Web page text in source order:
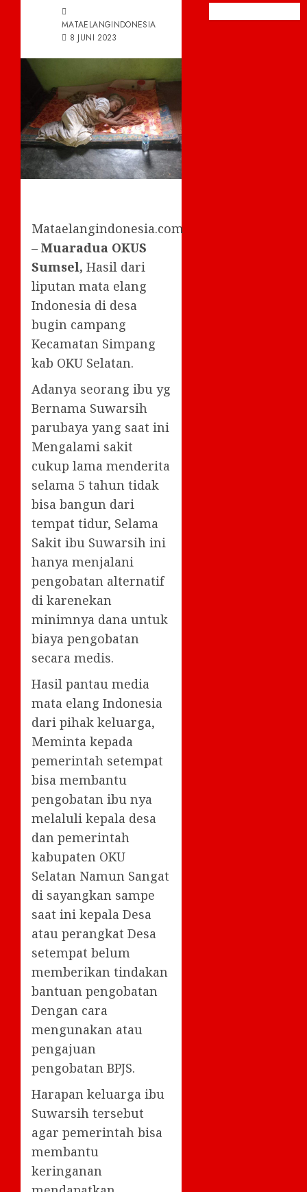
MATAELANGINDONESIA
8 JUNI 2023
Mataelangindonesia.com
– Muaradua OKUS
Sumsel, Hasil dari
liputan mata elang
Indonesia di desa
bugin campang
Kecamatan Simpang
kab OKU Selatan.
Adanya seorang ibu yg
Bernama Suwarsih
parubaya yang saat ini
Mengalami sakit
cukup lama menderita
selama 5 tahun tidak
bisa bangun dari
tempat tidur, Selama
Sakit ibu Suwarsih ini
hanya menjalani
pengobatan alternatif
di karenekan
minimnya dana untuk
biaya pengobatan
secara medis.
Hasil pantau media
mata elang Indonesia
dari pihak keluarga,
Meminta kepada
pemerintah setempat
bisa membantu
pengobatan ibu nya
melaluli kepala desa
dan pemerintah
kabupaten OKU
Selatan Namun Sangat
di sayangkan sampe
saat ini kepala Desa
atau perangkat Desa
setempat belum
memberikan tindakan
bantuan pengobatan
Dengan cara
mengunakan atau
pengajuan
pengobatan BPJS.
Harapan keluarga ibu
Suwarsih tersebut
agar pemerintah bisa
membantu
keringanan